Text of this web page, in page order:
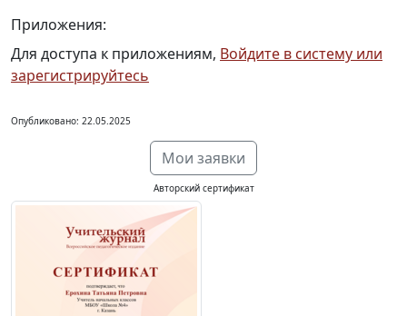
Приложения:
Для доступа к приложениям, Войдите в систему или
зарегистрируйтесь
Опубликовано: 22.05.2025
Мои заявки
Авторский сертификат